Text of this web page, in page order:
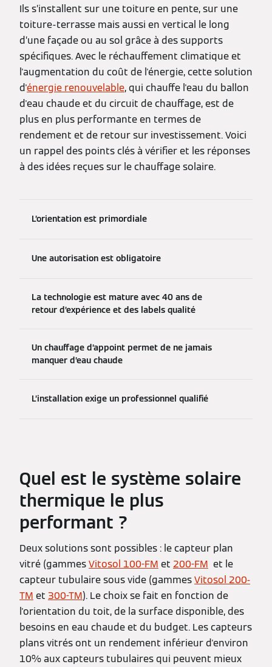
Ils s’installent sur une toiture en pente, sur une
toiture-terrasse mais aussi en vertical le long
d’une façade ou au sol grâce à des supports
spécifiques. Avec le réchauffement climatique et
l'augmentation du coût de l'énergie, cette solution
d'énergie renouvelable, qui chauffe l'eau du ballon
d'eau chaude et du circuit de chauffage, est de
plus en plus performante en termes de
rendement et de retour sur investissement. Voici
un rappel des points clés à vérifier et les réponses
à des idées reçues sur le chauffage solaire.
L’orientation est primordiale
Une autorisation est obligatoire
La technologie est mature avec 40 ans de
retour d’expérience et des labels qualité
Un chauffage d’appoint permet de ne jamais
manquer d’eau chaude
L’installation exige un professionnel qualifié
Quel est le système solaire
thermique le plus
performant ?
Deux solutions sont possibles : le capteur plan
vitré (gammesVitosol 100-FM et 200-FM et le
capteur tubulaire sous vide (gammesVitosol 200-
TM et 300-TM). Le choix se fait en fonction de
l'orientation du toit, de la surface disponible, des
besoins en eau chaude et du budget. Les capteurs
plans vitrés ont un rendement inférieur d'environ
10% aux capteurs tubulaires qui peuvent mieux